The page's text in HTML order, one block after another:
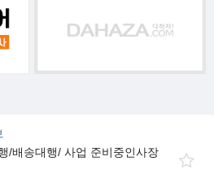
/배송대행/ 사업 준비중인사장